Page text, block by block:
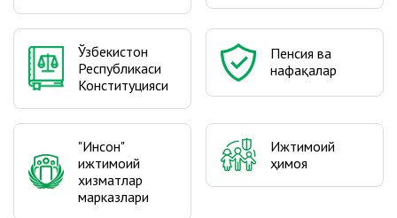
Ўзбекистон
Республикаси
Конституцияси
Пенсия ва
нафақалар
"Инсон"
ижтимоий
хизматлар
марказлари
Ижтимоий
ҳимоя